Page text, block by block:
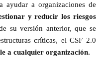
ayudar a organizaciones de
y reducir los riesgos
su versión anterior, que se
críticas, el CSF 2.0
a cualquier organización.